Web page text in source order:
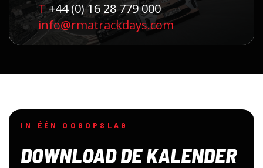
T+44 (0) 16 28 779 000
info@rmatrackdays.com
IN ÉÉN OOGOPSLAG
DOWNLOAD DE KALENDER